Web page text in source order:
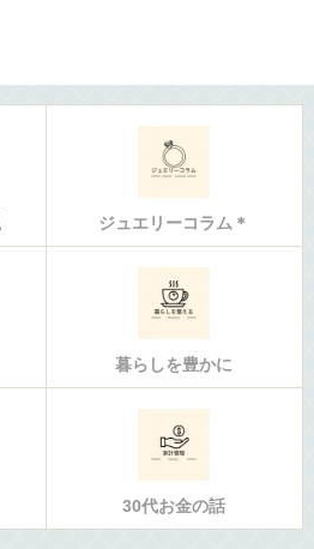
ジュエリーコラム＊
暮らしを豊かに
30代お金の話